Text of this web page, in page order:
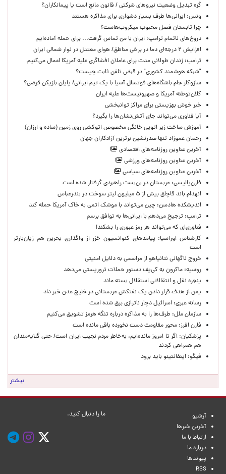
گره تبدیل وضعیت نیروهای شرکتی / قانون مانع است یا پیمانکاران؟
ونس: ایرانی‌ها طرف بسیار دشواری برای مذاکره هستند
چرا تابستان فصل محبوب میکروب‌هاست؟
دروغ‌های ناتمام ترامپ: ایران با من تماس گرفت... برای حمله آماده‌ایم
افزایش ۲ درجه‌ای دما در برخی مناطق/ هوای معتدل در نوار شمالی ایران
ترامپ: زندان طولانی مدت برای عاملان افشاگری‌ علیه آمریکا اعمال می‌کنیم
"شبکه هوشمند کشوری" در قبض تلفن ثابت چیست؟
سازوکار جام باشگاه‌های فوتسال آسیا با یک تیم ایرانی/ پایان بازیکن قرضی؟
کلان‌توطئه آمریکا و صهیونیست‌ها علیه ایران
خبر خوش بهزیستی برای مراکز توانبخشی
آیا فناوری می‌تواند جای آتش‌نشان‌ها را بگیرد؟
آموزش ساخت زیر اتویی خانگی مخصوص اتوکشی روی زمین (ساده و ارزان)
رحمان عموزاد تنها صدرنشین برترین آزادکاران جهان
آخرین عناوین روزنامه‌های اقتصادی
آخرین عناوین روزنامه‌های ورزشی
آخرین عناوین روزنامه‌های سیاسی
فارن‌پالیسی: عربستان در بن‌بست راهبردی گرفتار شده است
انهدام باند قاچاق بیش از ۵ میلیون لیتر سوخت در بندرعباس
اندیشکده هادسن: چین می‌تواند با موشک اتمی به خاک آمریکا حمله کند
ترامپ: ترجیح می‌دهم با ایرانی‌‌ها به توافق برسم
فناوری‌ای که می‌تواند هر رمز عبوری را بشکند!
کارشناس اوراسیا: پیامدهای کنوانسیون خزر از واگذاری بحرین هم زیان‌بارتر
است
خروج ناگهانی نتانیاهو از مراسمی به دلایل امنیتی
روسیه: ماکرون به کی‌یف دستور حملات تروریستی می‌دهد
پنجره‌ نقل و انتقالاتی استقلال بسته ماند
یمن از هدف قرار دادن یک نفتکش عربستانی در خلیج عدن خبر داد
رسانه عبری: اسرائیل دچار ناترازی برق شده است
سازمان ملل: طرف‌ها را به مذاکره درباره تنگه هرمز تشویق می‌کنیم
فارن افرز: محور مقاومت دست نخورده باقی مانده است
پزشکیان: اگر تا امروز مانده‌ایم، به‌خاطر مردم نجیب ایران است/ حتی گلایه‌مندان
هم همراهی کردند
فیگو: اینفانتینو باید برود
بیشتر
آرشیو
آخرین خبرها
ارتباط با ما
درباره ما
پیوندها
RSS
ما را دنبال کنید.